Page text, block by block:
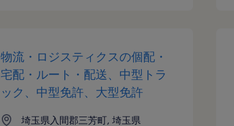
物流・ロジスティクスの個配・
宅配・ルート・配送、中型トラ
ック、中型免許、大型免許
埼玉県入間郡三芳町, 埼玉県